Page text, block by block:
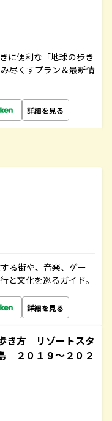
に便利な「地球の歩き
尽くすプラン＆最新情
詳細を見る
る街や、音楽、ゲー
と文化を巡るガイド。
詳細を見る
き方 リゾートスタ
２０１９～２０２